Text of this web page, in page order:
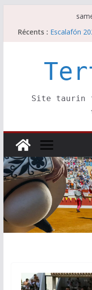
Récents : Escalafón
Les brèves
Escalafón
Site taurin